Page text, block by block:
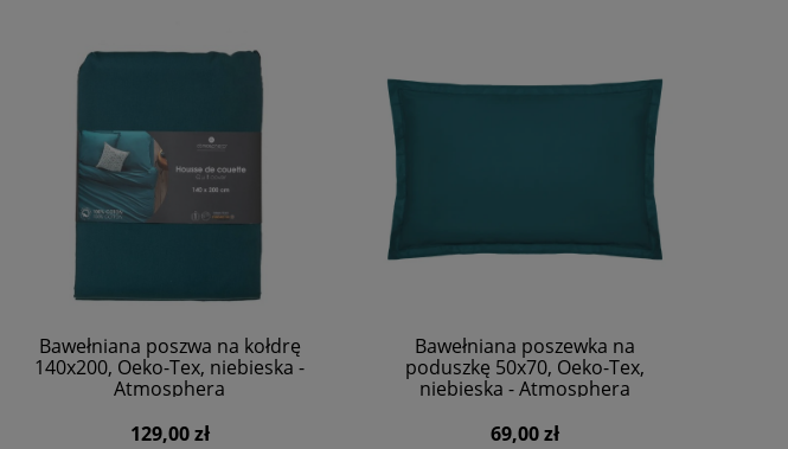
Bawełniana poszwa na kołdrę
140x200, Oeko-Tex, niebieska -
Atmosphera
129,00 zł
Bawełniana poszewka na
poduszkę 50x70, Oeko-Tex,
niebieska - Atmosphera
69,00 zł